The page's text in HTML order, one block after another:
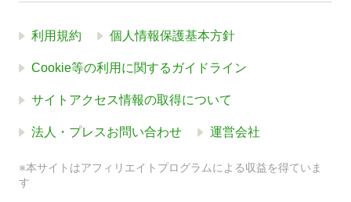
利用規約 個人情報保護基本方針
Cookie等の利用に関するガイドライン
サイトアクセス情報の取得について
法人・プレスお問い合わせ 運営会社
※本サイトはアフィリエイトプログラムによる収益を得ていま
す